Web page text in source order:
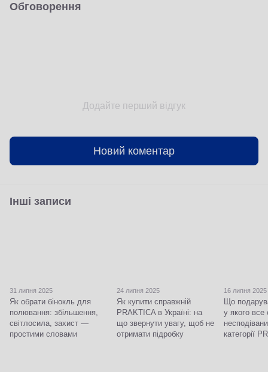
Обговорення
Додайте перший відгук
Новий коментар
Інші записи
31 липня 2025
Як обрати бінокль для
полювання: збільшення,
світлосила, захист —
простими словами
24 липня 2025
Як купити справжній
PRAKTICA в Україні: на
що звернути увагу, щоб не
отримати підробку
16 липня 2025
Що
у якого все
категорії